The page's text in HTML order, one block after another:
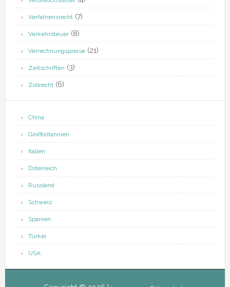
Verfahrensrecht(7)
Verkehrsteuer(8)
Verrechnungspreise(21)
Zeitschriften (3)
Zollrecht(6)
China
Großbritannien
Italien
Österreich
Russland
Schweiz
Spanien
Türkei
USA